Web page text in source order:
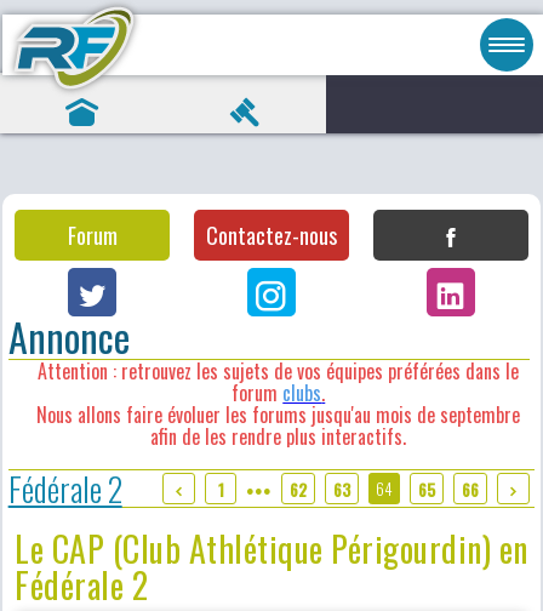
Forum Contactez-nous
Annonce
Attention : retrouvez les sujets de vos équipes préférées dans le
forum clubs.
Nous allons faire évoluer les forums jusqu'au mois de septembre
afin de les rendre plus interactifs.
Fédérale 2 1 ●●● 62 63 64 65 66
Le CAP (Club Athlétique Périgourdin) en
Fédérale 2